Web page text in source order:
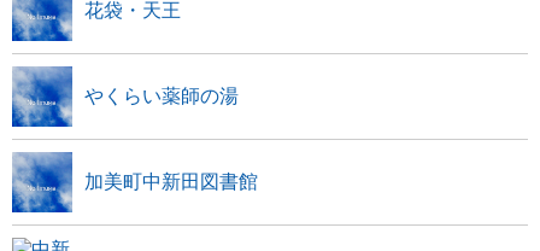
花袋・天王
やくらい薬師の湯
加美町中新田図書館